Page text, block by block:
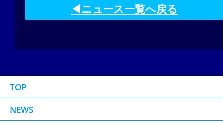
◀ニュース一覧へ戻る
TOP
NEWS